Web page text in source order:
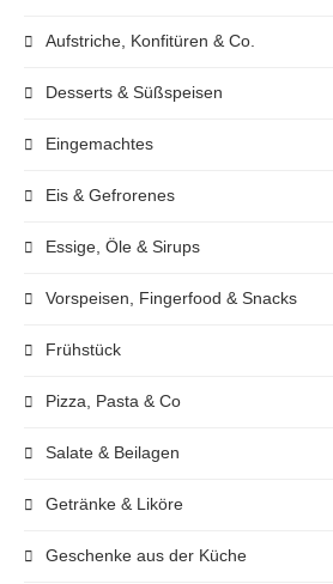
Aufstriche, Konfitüren & Co.
Desserts & Süßspeisen
Eingemachtes
Eis & Gefrorenes
Essige, Öle & Sirups
Vorspeisen, Fingerfood & Snacks
Frühstück
Pizza, Pasta & Co
Salate & Beilagen
Getränke & Liköre
Geschenke aus der Küche